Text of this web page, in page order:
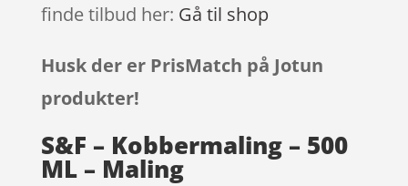
finde tilbud her: Gå til shop
Husk der er PrisMatch på Jotun
produkter!
S&F – Kobbermaling – 500
ML – Maling